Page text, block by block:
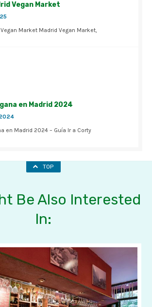
Vegan Market
Market Madrid Vegan Market,
en Madrid 2024
en Madrid 2024 – Guía Ir a Corty
TOP
Be Also Interested
In: